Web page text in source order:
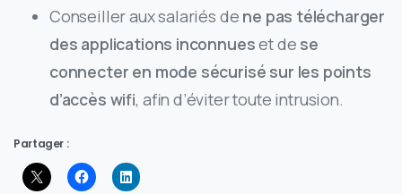
Conseiller aux salariés de ne pas télécharger
des applications inconnueset de se
connecter en mode sécurisé sur les points
d’accès wifi, afin d’éviter toute intrusion.
Partager :